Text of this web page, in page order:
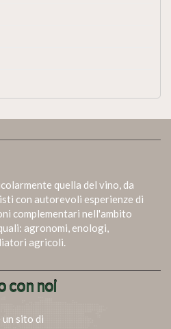
quella del vino, da
con autorevoli esperienze di
complementari nell'ambito
agronomi, enologi,
agricoli.
con noi
sito di